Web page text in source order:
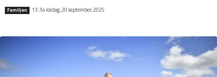
Familjen 13:34 lördag, 20 september, 2025